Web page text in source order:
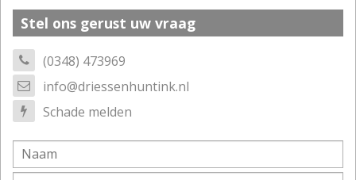
Stel ons gerust uw vraag
(0348) 473969
info@driessenhuntink.nl
Schade melden